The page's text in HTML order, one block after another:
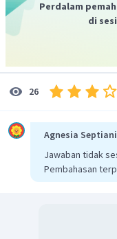
Explosive hazard
benda yang mudah
Perdalam
di
26
Agnesia Septiani
Jawaban tidak
Pembahasan